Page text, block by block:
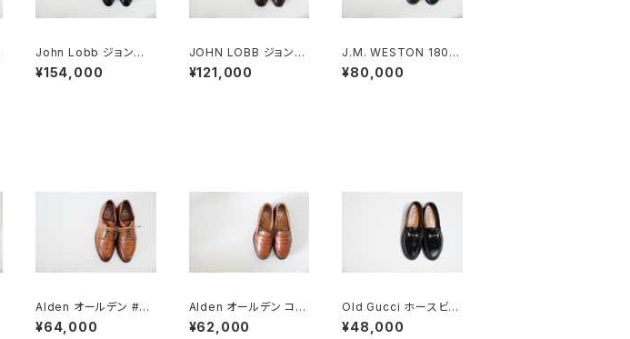
John Lobb ジョンロ
ブ Edward 7E
¥154,000
JOHN LOBB ジョンロ
ブ SHAW シングルモン
クローファー 7E
¥121,000
J.M. WESTON 180シ
グネチャーローファー 7
D NAVY
¥80,000
Alden オールデン #96
2 Vチップ 9.5D
¥64,000
Alden オールデン コイ
ンローファー #985 6E
旧ロゴ
¥62,000
Old Gucci ホースビッ
トローファー 34.5C ラ
バー BK
¥48,000